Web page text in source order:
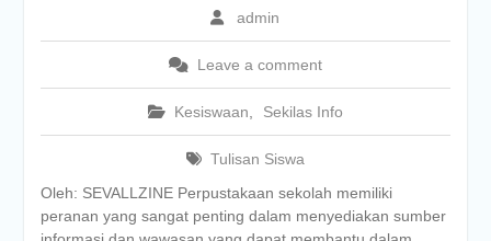
admin
Leave a comment
Kesiswaan Sekilas Info
Tulisan Siswa
Oleh: SEVALLZINE Perpustakaan sekolah memiliki
peranan yang sangat penting dalam menyediakan sumber